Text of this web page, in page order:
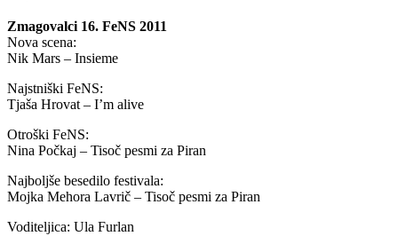
Zmagovalci 16. FeNS 2011
Nova scena:
Nik Mars – Insieme
Najstniški FeNS:
Tjaša Hrovat – I’m alive
Otroški FeNS:
Nina Počkaj – Tisoč pesmi za Piran
Najboljše besedilo festivala:
Mojka Mehora Lavrič – Tisoč pesmi za Piran
Voditeljica: Ula Furlan